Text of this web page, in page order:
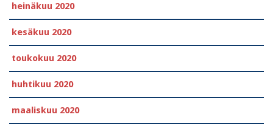
heinäkuu 2020
kesäkuu 2020
toukokuu 2020
huhtikuu 2020
maaliskuu 2020